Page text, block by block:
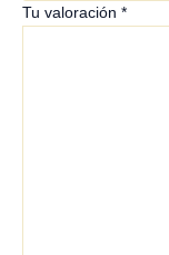
Tu valoración *